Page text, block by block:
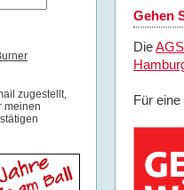
zugestellt,
meinen
Gehen
Die
Für